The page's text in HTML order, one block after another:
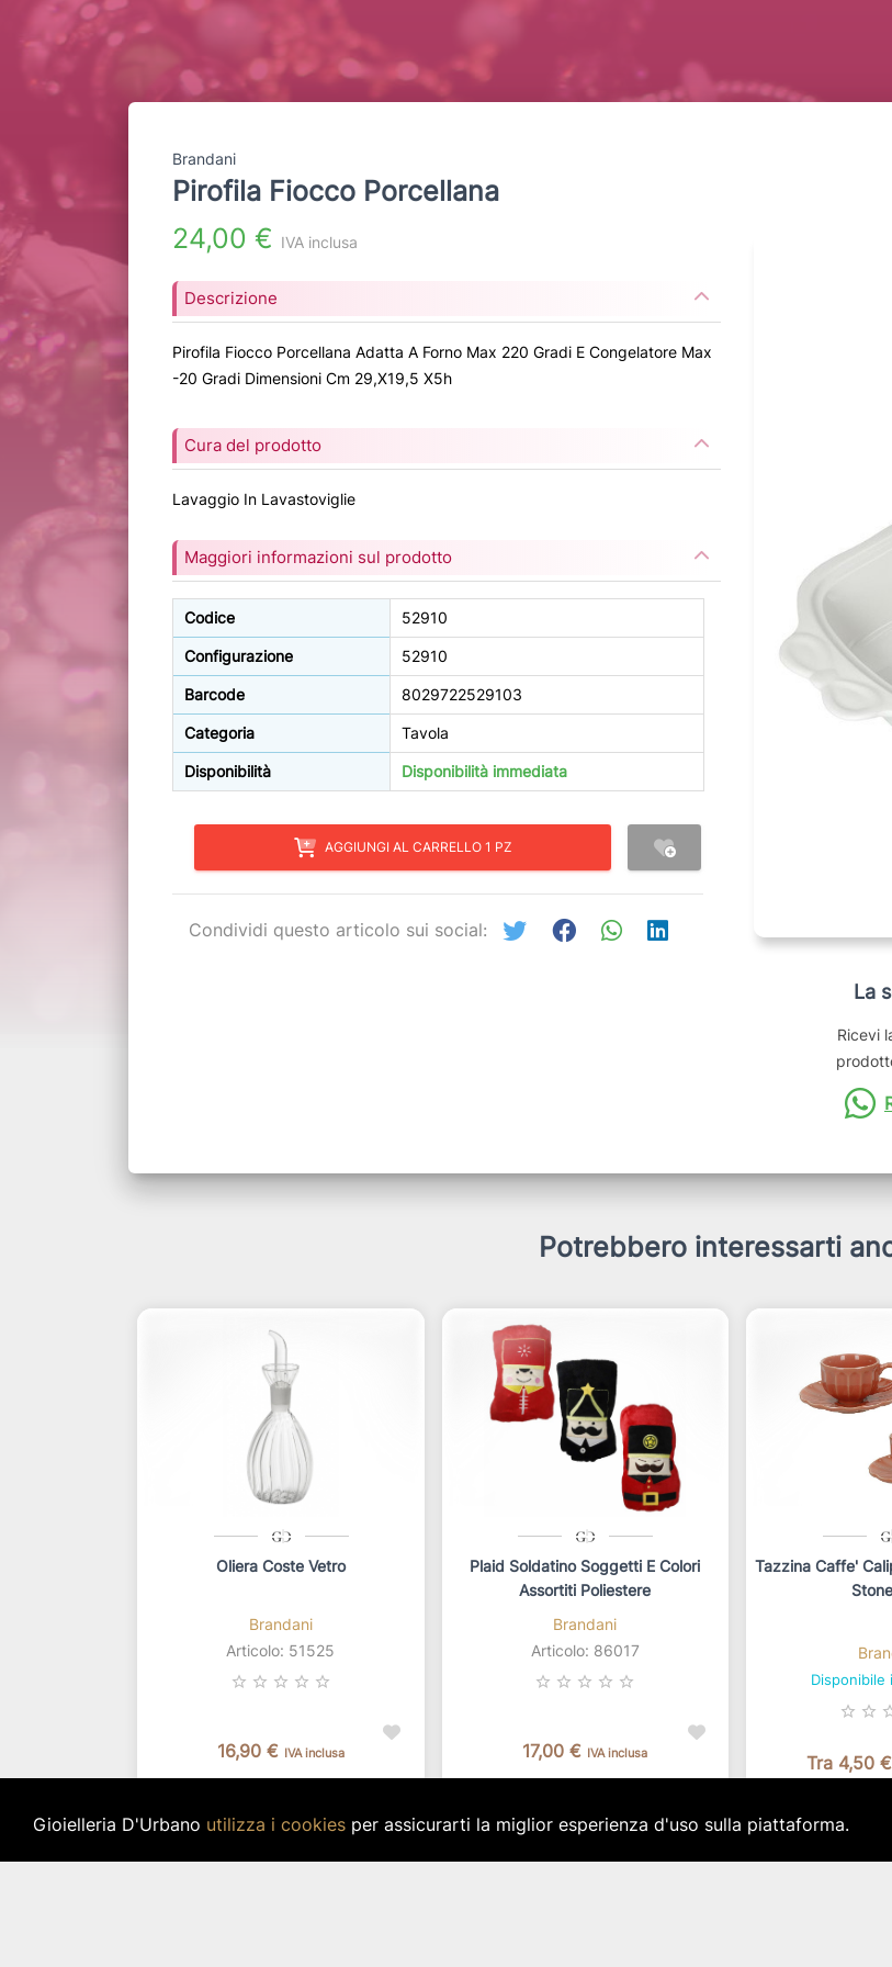
Brandani
Pirofila Fiocco Porcellana
24,00 € IVA inclusa
Descrizione
Pirofila Fiocco Porcellana Adatta A Forno Max 220 Gradi E Congelatore Max
-20 Gradi Dimensioni Cm 29,X19,5 X5h
Cura del prodotto
Lavaggio In Lavastoviglie
Maggiori informazioni sul prodotto
Codice 52910
Configurazione 52910
Barcode 8029722529103
Categoria Tavola
Disponibilità Disponibilità immediata
AGGIUNGI AL CARRELLO 1 PZ
Condividi questo articolo sui social:
La
Ricevi
Potrebbero interessarti
Oliera Coste Vetro
Brandani
Articolo: 51525
star_border star_border star_border star_border star_border
16,90 € IVA inclusa
Plaid Soldatino Soggetti E Colori
Assortiti Poliestere
Brandani
Articolo: 86017
star_border star_border star_border star_border star_border
17,00 € IVA inclusa
Tazzina Caffe'
Disponibile
star_border star_border
Tra 4,50
Gioielleria D'Urbano utilizza i cookiesper assicurarti la miglior esperienza d'uso sulla piattaforma.